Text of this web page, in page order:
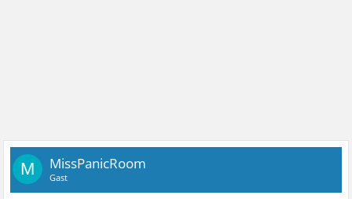
M MissPanicRoom
Gast